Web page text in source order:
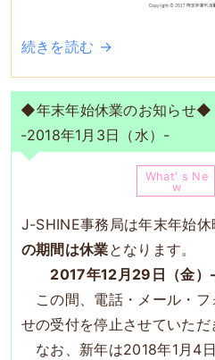
続きを読む →
◆年末年始休業のお知らせ◆
-2018年1月3日（水）-
What' s Ne
w
J-SHINE事務局は年末年始休
の期間は休業となります。
2017年12月29日（金）
この間、電話・メール・フ
せの受付を停止させていただ
なお、新年は2018年1月4